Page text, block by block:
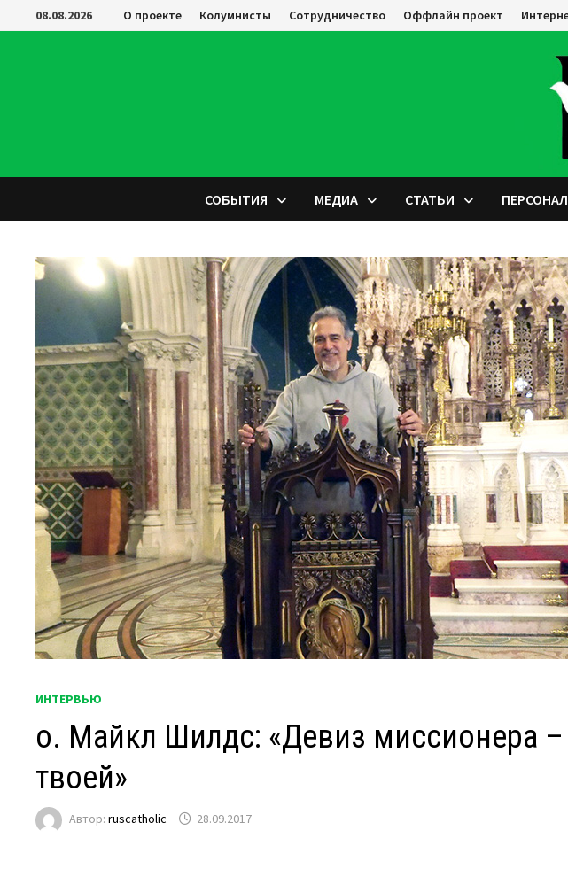
Перейти
к
08.08.2026 О проекте Колумнисты Сотрудничество Оффлайн проект
СОБЫТИЯ МЕДИА СТАТЬИ
ИНТЕРВЬЮ
о. Майкл Шилдс: «Девиз миссионера
твоей»
Автор:ruscatholic 28.09.2017